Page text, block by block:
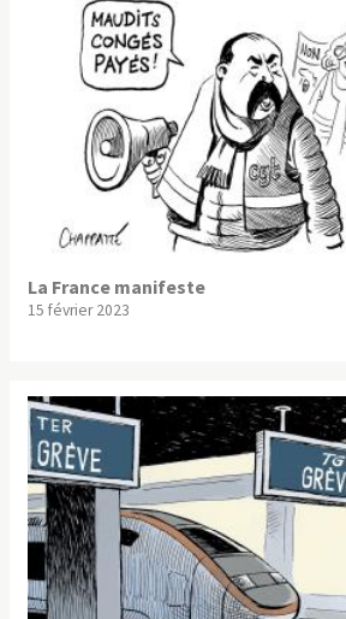
La France manifeste
15 février 2023